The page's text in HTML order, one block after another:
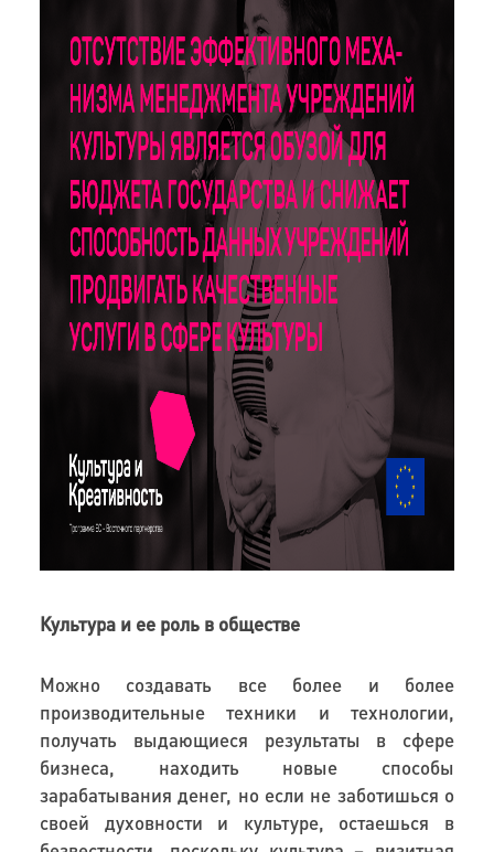
Культура и ее роль в обществе
Можно создавать все более и более
производительные техники и технологии,
получать выдающиеся результаты в сфере
бизнеса, находить новые способы
зарабатывания денег, но если не заботишься о
своей духовности и культуре, остаешься в